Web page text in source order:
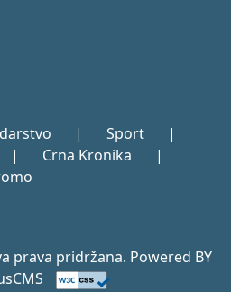
| Sport
|
| Crna Kronika
|
prava pridržana. Powered BY